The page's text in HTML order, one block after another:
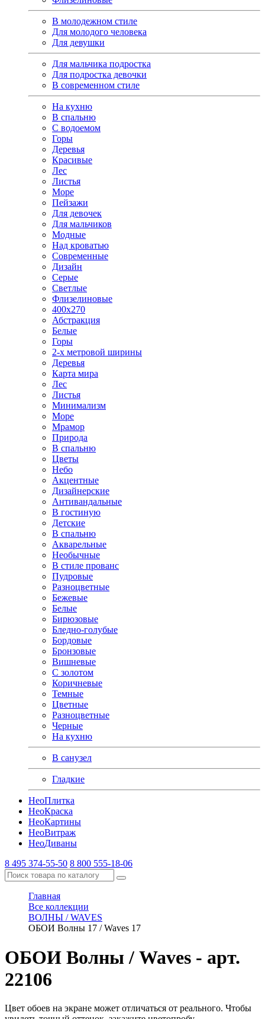
В молодежном стиле
Для молодого человека
Для девушки
Для мальчика подростка
Для подростка девочки
В современном стиле
На кухню
В спальню
С водоемом
Горы
Деревья
Красивые
Лес
Листья
Море
Пейзажи
Для девочек
Для мальчиков
Модные
Над кроватью
Современные
Дизайн
Серые
Светлые
Флизелиновые
400х270
Абстракция
Белые
Горы
2-х метровой ширины
Деревья
Карта мира
Лес
Листья
Минимализм
Море
Мрамор
Природа
В спальню
Цветы
Небо
Акцентные
Дизайнерские
Антивандальные
В гостиную
Детские
В спальню
Акварельные
Необычные
В стиле прованс
Пудровые
Разноцветные
Бежевые
Белые
Бирюзовые
Бледно-голубые
Бордовые
Бронзовые
Вишневые
С золотом
Коричневые
Темные
Цветные
Разноцветные
Черные
На кухню
В санузел
Гладкие
НеоПлитка
НеоКраска
НеоКартины
НеоВитраж
НеоДиваны
8 495 374-55-50 8 800 555-18-06
Главная
Все коллекции
ВОЛНЫ / WAVES
ОБОИ Волны 17 / Waves 17
ОБОИ Волны / Waves - арт.
22106
Цвет обоев на экране может отличаться от реального. Чтобы